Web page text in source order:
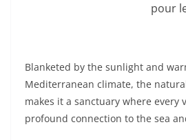
pour
Blanketed by the sunlight and
Mediterranean climate, the
makes it a sanctuary where every
profound connection to the sea